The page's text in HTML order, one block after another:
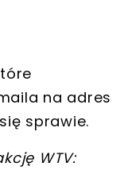
na adres
sprawie.
WTV: